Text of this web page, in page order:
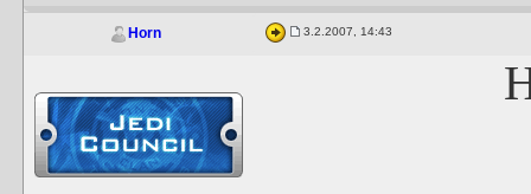
Horn 3.2.2007, 14:43